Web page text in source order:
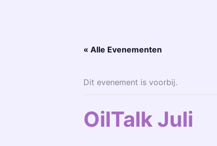
« Alle Evenementen
Dit evenement is voorbij.
OilTalk Juli